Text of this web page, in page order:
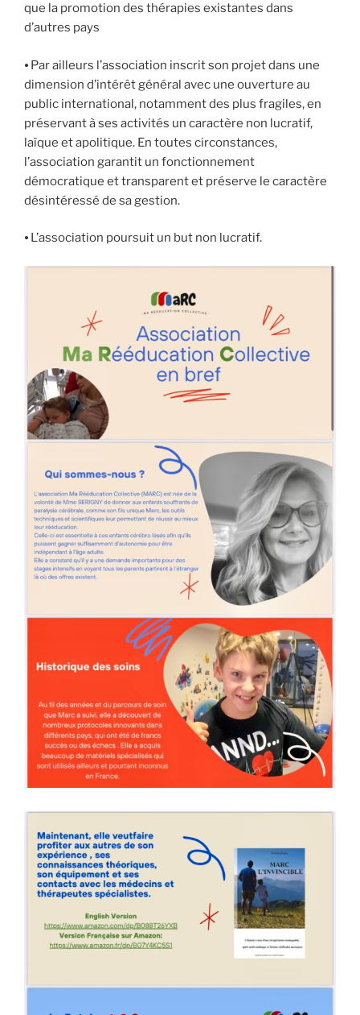
que la promotion des thérapies existantes dans
d’autres pays
⦁ Par ailleurs l’association inscrit son projet dans une
dimension d’intérêt général avec une ouverture au
public international, notamment des plus fragiles, en
préservant à ses activités un caractère non lucratif,
laïque et apolitique. En toutes circonstances,
l’association garantit un fonctionnement
démocratique et transparent et préserve le caractère
désintéressé de sa gestion.
⦁ L’association poursuit un but non lucratif.